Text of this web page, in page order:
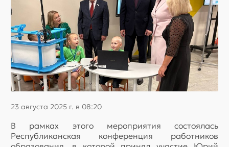
23 августа 2025 г. в 08:20
В рамках этого мероприятия состоялась
Республиканская конференция работников